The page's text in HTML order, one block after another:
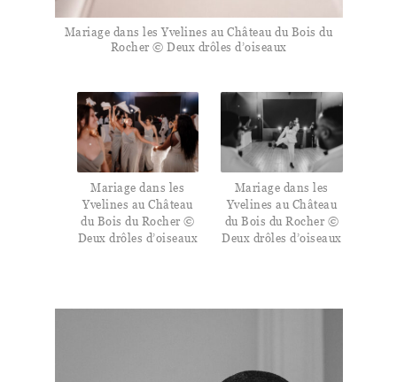
Mariage dans les Yvelines au Château du Bois du
Rocher © Deux drôles d’oiseaux
Mariage dans les
Yvelines au Château
du Bois du Rocher ©
Deux drôles d’oiseaux
Mariage dans les
Yvelines au Château
du Bois du Rocher ©
Deux drôles d’oiseaux